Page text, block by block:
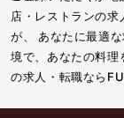
店・レストランの
が、 あなたに最適
境で、あなたの料理
の求人・転職なら